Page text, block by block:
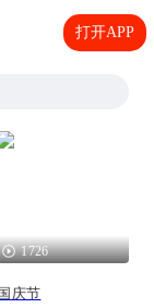
打开APP
1726
庆节